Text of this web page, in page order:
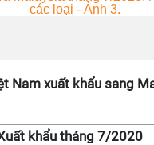
Nam xuất khẩu sang
khẩu tháng 7/2020